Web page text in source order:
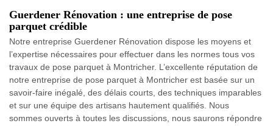
Guerdener Rénovation : une entreprise de pose
parquet crédible
Notre entreprise Guerdener Rénovation dispose les moyens et
l’expertise nécessaires pour effectuer dans les normes tous vos
travaux de pose parquet à Montricher. L’excellente réputation de
notre entreprise de pose parquet à Montricher est basée sur un
savoir-faire inégalé, des délais courts, des techniques imparables
et sur une équipe des artisans hautement qualifiés. Nous
sommes ouverts à toutes les discussions, nous saurons répondre